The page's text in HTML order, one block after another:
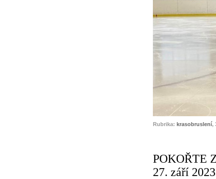
Rubrika: krasobruslení,
POKOŘTE
27. září 2023